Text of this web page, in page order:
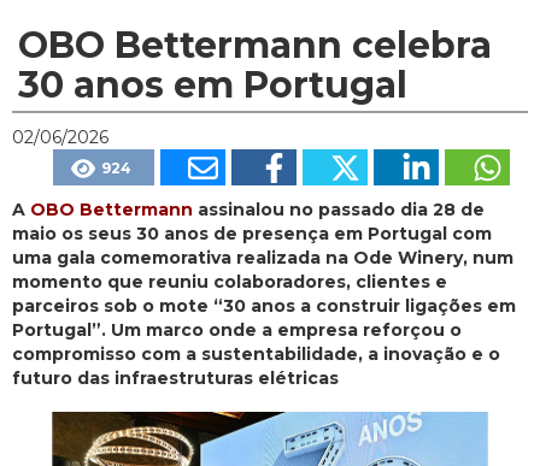
OBO Bettermann celebra
30 anos em Portugal
02/06/2026
924
A OBO Bettermann assinalou no passado dia 28 de
maio os seus 30 anos de presença em Portugal com
uma gala comemorativa realizada na Ode Winery, num
momento que reuniu colaboradores, clientes e
parceiros sob o mote “30 anos a construir ligações em
Portugal”. Um marco onde a empresa reforçou o
compromisso com a sustentabilidade, a inovação e o
futuro das infraestruturas elétricas